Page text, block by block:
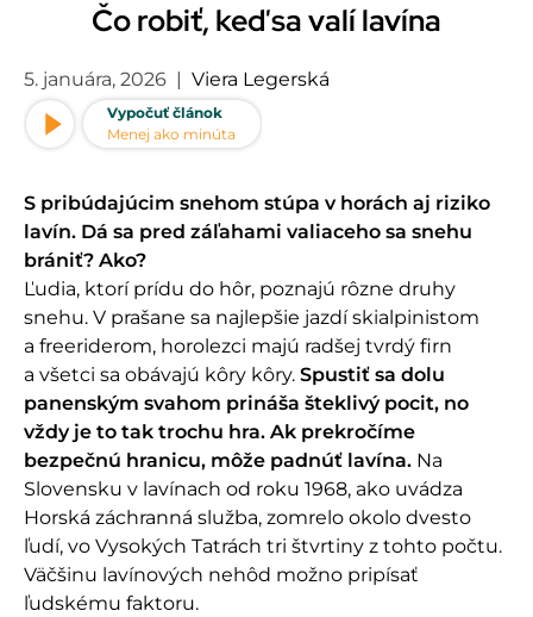
Čo robiť, keď sa valí lavína
5. januára, 2026 Viera Legerská
Vypočuť článok
Menej ako minúta
S pribúdajúcim snehom stúpa v horách aj riziko
lavín. Dá sa pred záľahami valiaceho sa snehu
brániť? Ako?
Ľudia, ktorí prídu do hôr, poznajú rôzne druhy
snehu. V prašane sa najlepšie jazdí skialpinistom
a freeriderom, horolezci majú radšej tvrdý firn
a všetci sa obávajú kôry kôry. Spustiť sa dolu
panenským svahom prináša šteklivý pocit, no
vždy je to tak trochu hra. Ak prekročíme
bezpečnú hranicu, môže padnúť lavína. Na
Slovensku v lavínach od roku 1968, ako uvádza
Horská záchranná služba, zomrelo okolo dvesto
ľudí, vo Vysokých Tatrách tri štvrtiny z tohto počtu.
Väčšinu lavínových nehôd možno pripísať
ľudskému faktoru.